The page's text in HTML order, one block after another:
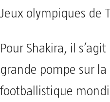
Jeux olympiques de
Pour Shakira, il
grande pompe sur la
footballistique